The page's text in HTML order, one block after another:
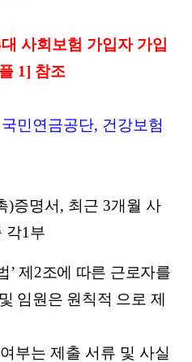
대 사회보험 가입자 가입
1] 참조
국민연금공단, 건강보험
)증명서 , 최근 3개월 사
각1 부
’제 2조에 따른 근로자를
임원은 원칙적 으로 제
부는 제출 서류 및 사실